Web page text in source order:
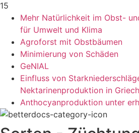
15
Mehr Natürlichkeit im Obst-
für Umwelt und Klima
Agroforst mit Obstbäumen
Minimierung von Schäden
GeNIAL
Einfluss von
Nektarinenproduktion in
Anthocyanproduktion unter